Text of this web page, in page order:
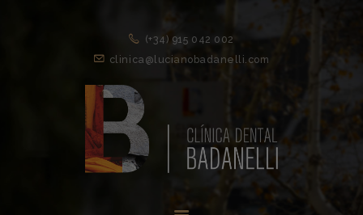
(+34) 915 042 002
clinica@lucianobadanelli.com